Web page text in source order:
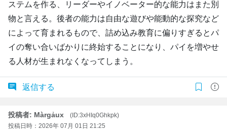
ステムを作る、リーダーやイノベーター的な能力はまた別
物と言える。後者の能力は自由な遊びや能動的な探究など
によって育まれるもので、詰め込み教育に偏りすぎるとパ
イの奪い合いばかりに終始することになり、パイを増やせ
る人材が生まれなくなってしまう。
返信する
投稿者: Màrgẚux
(ID:3xHIq0Ghkpk)
投稿日時：2026年 07月 01日 21:25